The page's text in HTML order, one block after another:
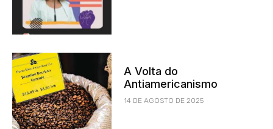
A Volta do
Antiamericanismo
14 DE AGOSTO DE 2025